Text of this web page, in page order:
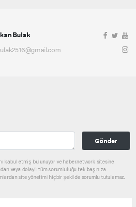
Bulak
Gönder
kabul etmiş bulunuyor ve haber.network sitesine
veya dolaylı tüm sorumluluğu tek başınıza
site yönetimi hiçbir şekilde sorumlu tutulamaz.